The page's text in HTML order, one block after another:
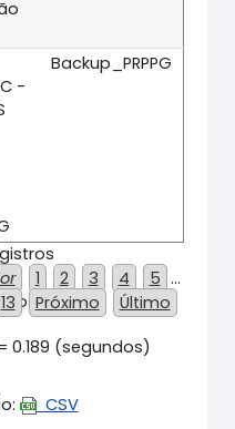
-
Backup_PRPPG
1 2 3 4 5 …
13
Próximo Último
= 124
0.189 (segundos)
CSV